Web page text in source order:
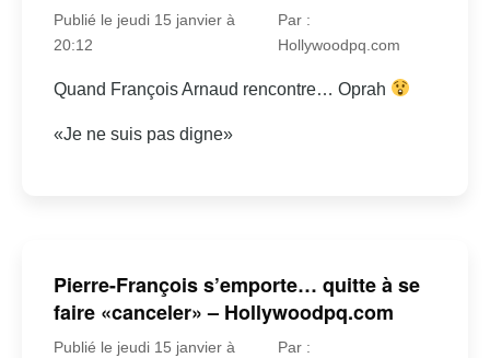
Publié le jeudi 15 janvier à
20:12
Par :
Hollywoodpq.com
Quand François Arnaud rencontre… Oprah
«Je ne suis pas digne»
Pierre-François s’emporte… quitte à se
faire «canceler» – Hollywoodpq.com
Publié le jeudi 15 janvier à
Par :